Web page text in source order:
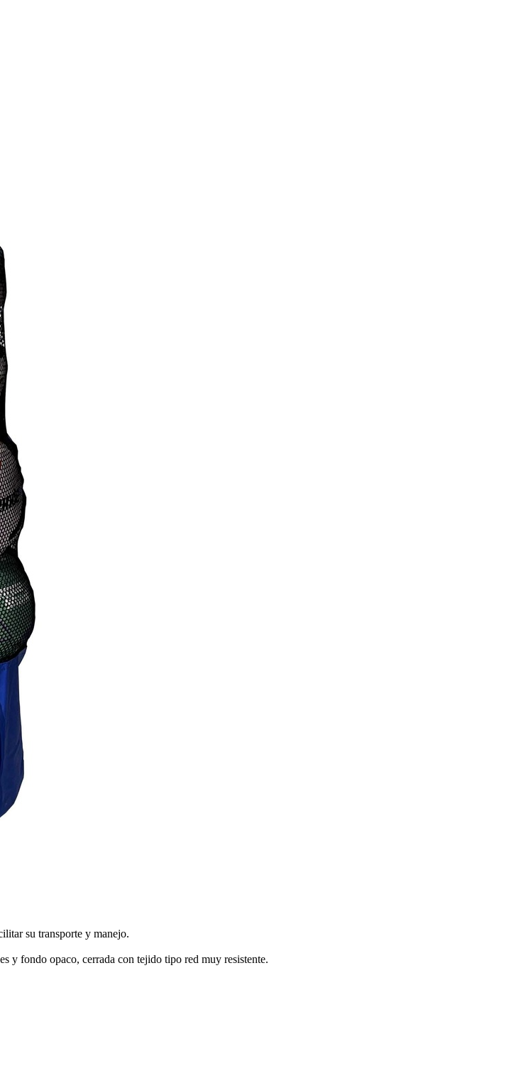
su transporte y manejo.
y fondo opaco, cerrada con tejido tipo red muy resistente.